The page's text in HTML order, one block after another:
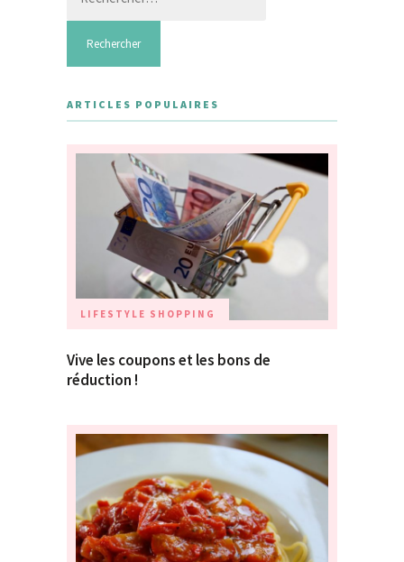
ARTICLES POPULAIRES
LIFESTYLE SHOPPING
Vive les coupons et les bons de
réduction !